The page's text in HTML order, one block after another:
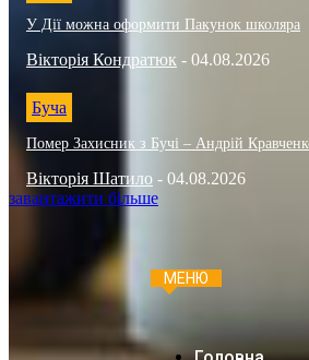
У Дії можна оформити Пакунок школяра
Вікторія Кондратюк - 04.08.2026
Буча
Помер Захисник з Бучі – Андрій
Вікторія Шатило - 04.08.2026
завантажити більше
МЕНЮ